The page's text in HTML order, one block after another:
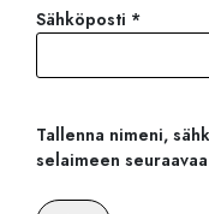
Sähköposti *
Tallenna nimeni,
selaimeen